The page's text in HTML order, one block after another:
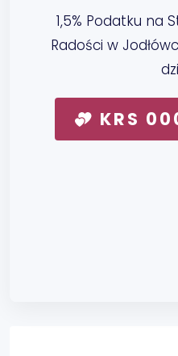
1,5% Podatku na
Radości w
KRS